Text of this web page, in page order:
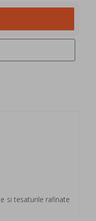
si tesaturile rafinate